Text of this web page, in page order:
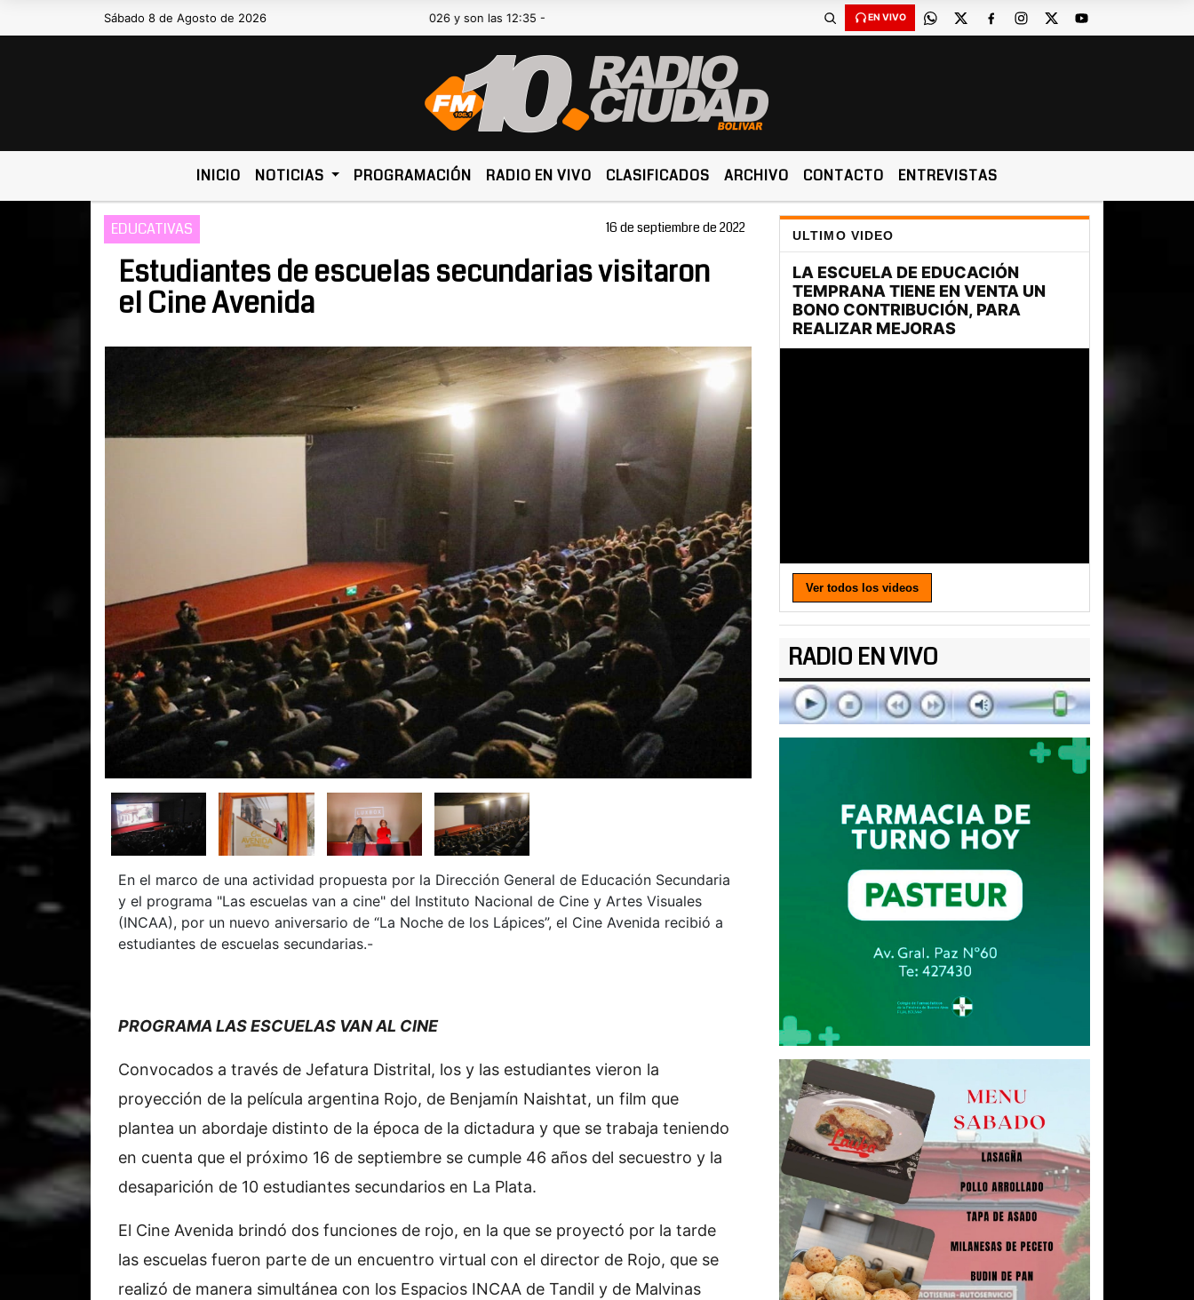
Sábado 8 de Agosto de 2026Hoy es Sábado 8 de Agosto de 2026 y son las 12:35 - EN VIVO
INICIO NOTICIAS PROGRAMACIÓN RADIO EN VIVO CLASIFICADOS ARCHIVO CONTACTO ENTREVISTAS
EDUCATIVAS 16 de septiembre de 2022
Estudiantes de escuelas secundarias visitaron
el Cine Avenida
En el marco de una actividad propuesta por la Dirección General de Educación Secundaria
y el programa "Las escuelas van a cine" del Instituto Nacional de Cine y Artes Visuales
(INCAA), por un nuevo aniversario de “La Noche de los Lápices”, el Cine Avenida recibió a
estudiantes de escuelas secundarias.-
PROGRAMA LAS ESCUELAS VAN AL CINE
Convocados a través de Jefatura Distrital, los y las estudiantes vieron la
proyección de la película argentina Rojo, de Benjamín Naishtat, un film que
plantea un abordaje distinto de la época de la dictadura y que se trabaja teniendo
en cuenta que el próximo 16 de septiembre se cumple 46 años del secuestro y la
desaparición de 10 estudiantes secundarios en La Plata.
El Cine Avenida brindó dos funciones de rojo, en la que se proyectó por la tarde
las escuelas fueron parte de un encuentro virtual con el director de Rojo, que se
realizó de manera simultánea con los Espacios INCAA de Tandil y de Malvinas
ULTIMO VIDEO
Ver todos los videos
RADIO EN VIVO